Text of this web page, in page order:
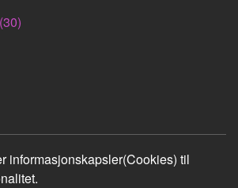
(30)
informasjonskapsler(Cookies) til